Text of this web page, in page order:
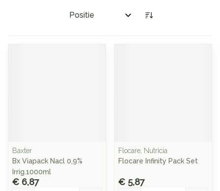
Sorteer op:
Baxter
Bx Viapack Nacl 0,9%
Irrig.1000ml
€ 6,87
Flocare, Nutricia
Flocare Infinity Pack Set
€ 5,87